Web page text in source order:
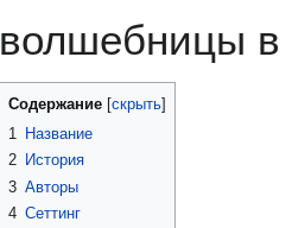
волшебницы в
Содержание
1
Название
2 История
3 Авторы
4 Сеттинг